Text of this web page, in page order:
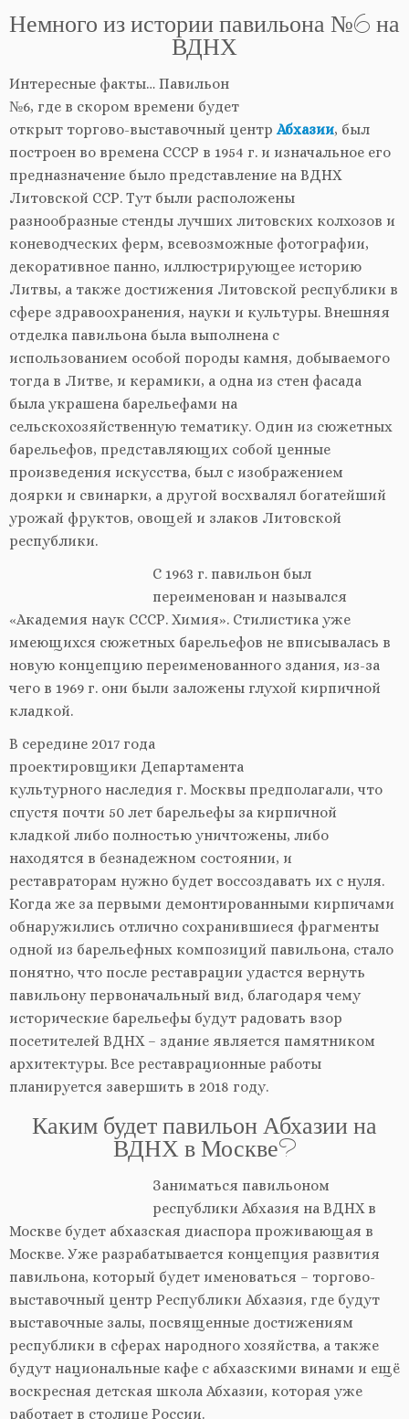
Немного из истории павильона №6 на
ВДНХ
Интересные факты… Павильон
№6, где в скором времени будет
открыт торгово-выставочный центр Абхазии, был
построен во времена СССР в 1954 г. и изначальное его
предназначение было представление на ВДНХ
Литовской ССР. Тут были расположены
разнообразные стенды лучших литовских колхозов и
коневодческих ферм, всевозможные фотографии,
декоративное панно, иллюстрирующее историю
Литвы, а также достижения Литовской республики в
сфере здравоохранения, науки и культуры. Внешняя
отделка павильона была выполнена с
использованием особой породы камня, добываемого
тогда в Литве, и керамики, а одна из стен фасада
была украшена барельефами на
сельскохозяйственную тематику. Один из сюжетных
барельефов, представляющих собой ценные
произведения искусства, был с изображением
доярки и свинарки, а другой восхвалял богатейший
урожай фруктов, овощей и злаков Литовской
республики.
С 1963 г. павильон был
переименован и назывался
«Академия наук СССР. Химия». Стилистика уже
имеющихся сюжетных барельефов не вписывалась в
новую концепцию переименованного здания, из-за
чего в 1969 г. они были заложены глухой кирпичной
кладкой.
В середине 2017 года
проектировщики Департамента
культурного наследия г. Москвы предполагали, что
спустя почти 50 лет барельефы за кирпичной
кладкой либо полностью уничтожены, либо
находятся в безнадежном состоянии, и
реставраторам нужно будет воссоздавать их с нуля.
Когда же за первыми демонтированными кирпичами
обнаружились отлично сохранившиеся фрагменты
одной из барельефных композиций павильона, стало
понятно, что после реставрации удастся вернуть
павильону первоначальный вид, благодаря чему
исторические барельефы будут радовать взор
посетителей ВДНХ – здание является памятником
архитектуры. Все реставрационные работы
планируется завершить в 2018 году.
Каким будет павильон Абхазии на
ВДНХ в Москве?
Заниматься павильоном
республики Абхазия на ВДНХ в
Москве будет абхазская диаспора проживающая в
Москве. Уже разрабатывается концепция развития
павильона, который будет именоваться – торгово-
выставочный центр Республики Абхазия, где будут
выставочные залы, посвященные достижениям
республики в сферах народного хозяйства, а также
будут национальные кафе с абхазскими винами и ещё
воскресная детская школа Абхазии, которая уже
работает в столице России.